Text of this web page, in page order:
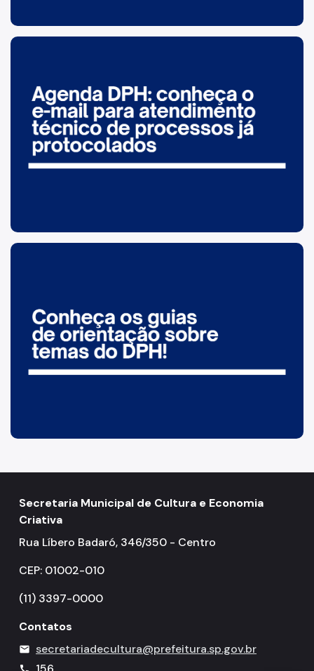
Secretaria Municipal de Cultura e Economia
Criativa
Rua Líbero Badaró, 346/350 - Centro
CEP: 01002-010
(11) 3397-0000
Contatos
mail secretariadecultura@prefeitura.sp.gov.br
call